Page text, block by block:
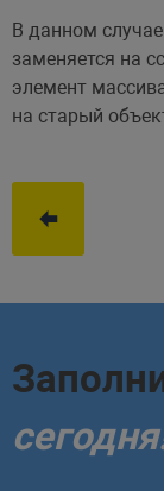
В данном
заменяется на
элемент
на старый